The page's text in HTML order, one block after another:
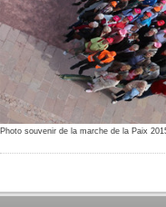
Photo souvenir de la marche de la Paix